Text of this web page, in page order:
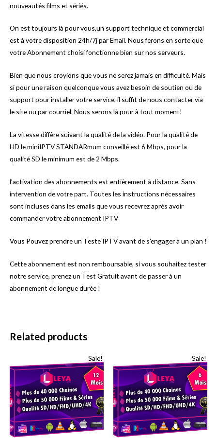
nouveautés films et sériés.
On est toujours là pour vous,un support technique et commercial
est à votre disposition 24h/7j par Email. Nous ferons en sorte que
votre Abonnement choisi fonctionne bien sur nos serveurs.
Bien que nous croyions que vous ne serez jamais en difficulté. Mais
si pour une raison quelconque vous avez besoin de soutien ou de
support pour installer votre service, il suffit de nous contacter via
le site ou par courriel. Nous serons là pour à tout moment!
La vitesse diffère suivant la qualité de la vidéo. Pour la qualité de
HD le miniIPTV STANDARmum conseillé est 6 Mbps, pour la
qualité SD le minimum est de 2 Mbps.
l’activation des abonnements est entièrement à distance. Sans
intervention de votre part. Toutes les instructions nécessaires
sont incluses dans les emails que vous recevrez après avoir
commander votre abonnement IPTV
Vous Pouvez prendre un Teste IPTV avant de s’engager à un plan !
Cette abonnement est non remboursable, si vous souhaitez tester
notre service, prenez un Test Gratuit avant de passer à un
abonnement de longue durée !
Related products
Sale! Sale!